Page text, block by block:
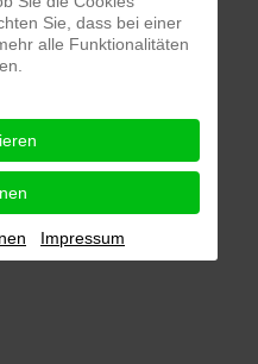
Sie, dass bei einer
alle Funktionalitäten
Impressum